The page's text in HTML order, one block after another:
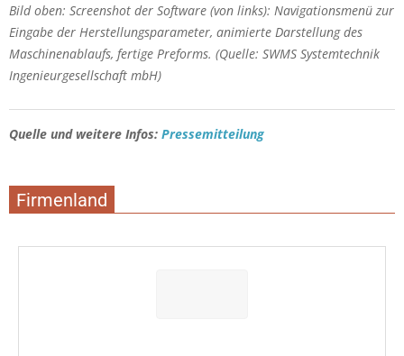
Bild oben: Screenshot der Software (von links): Navigationsmenü zur
Eingabe der Herstellungsparameter, animierte Darstellung des
Maschinenablaufs, fertige Preforms. (Quelle: SWMS Systemtechnik
Ingenieurgesellschaft mbH)
Quelle und weitere Infos: Pressemitteilung
Firmenland